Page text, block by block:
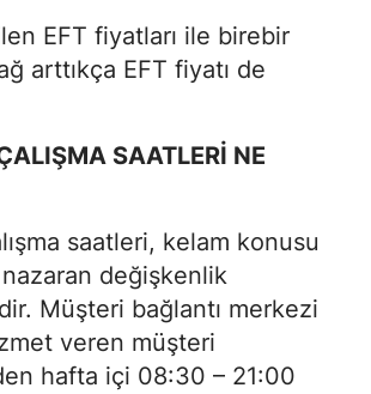
EFT fiyatları ile birebir
arttıkça EFT fiyatı de
SAATLERİ NE
saatleri, kelam konusu
değişkenlik
Müşteri bağlantı merkezi
veren müşteri
hafta içi 08:30 – 21:00